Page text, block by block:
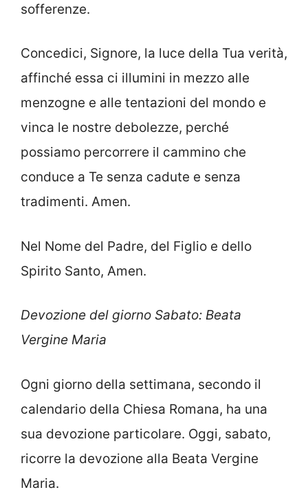
sofferenze.
Concedici, Signore, la luce della Tua verità,
affinché essa ci illumini in mezzo alle
menzogne e alle tentazioni del mondo e
vinca le nostre debolezze, perché
possiamo percorrere il cammino che
conduce a Te senza cadute e senza
tradimenti. Amen.
Nel Nome del Padre, del Figlio e dello
Spirito Santo, Amen.
Devozione del giorno Sabato: Beata
Vergine Maria
Ogni giorno della settimana, secondo il
calendario della Chiesa Romana, ha una
sua devozione particolare. Oggi, sabato,
ricorre la devozione alla Beata Vergine
Maria.